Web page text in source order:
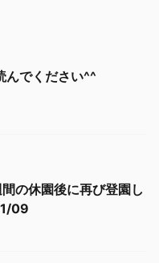
んでください^^
の休園後に再び登園し
09